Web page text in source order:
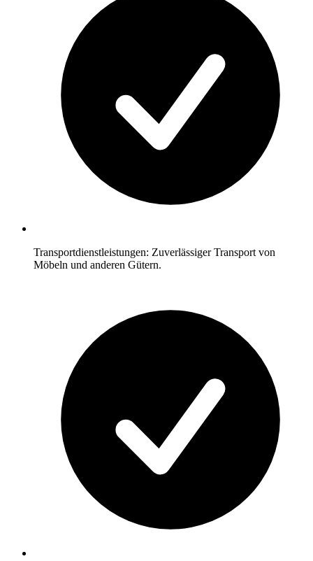
Transportdienstleistungen: Zuverlässiger Transport von
Möbeln und anderen Gütern.